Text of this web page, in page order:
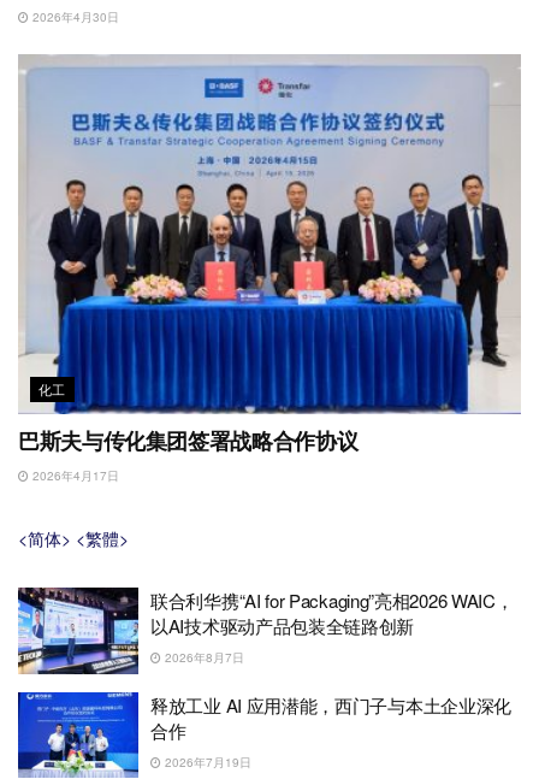
2026年4月30日
化工
巴斯夫与传化集团签署战略合作协议
2026年4月17日
<简体> <繁體>
联合利华携“AI for Packaging”亮相2026 WAIC，
以AI技术驱动产品包装全链路创新
2026年8月7日
释放工业 AI 应用潜能，西门子与本土企业深化
合作
2026年7月19日